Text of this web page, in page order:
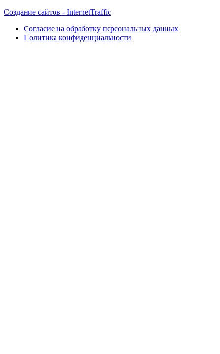
Создание сайтов - InternetTraffic
Согласие на обработку персональных данных
Политика конфиденциальности